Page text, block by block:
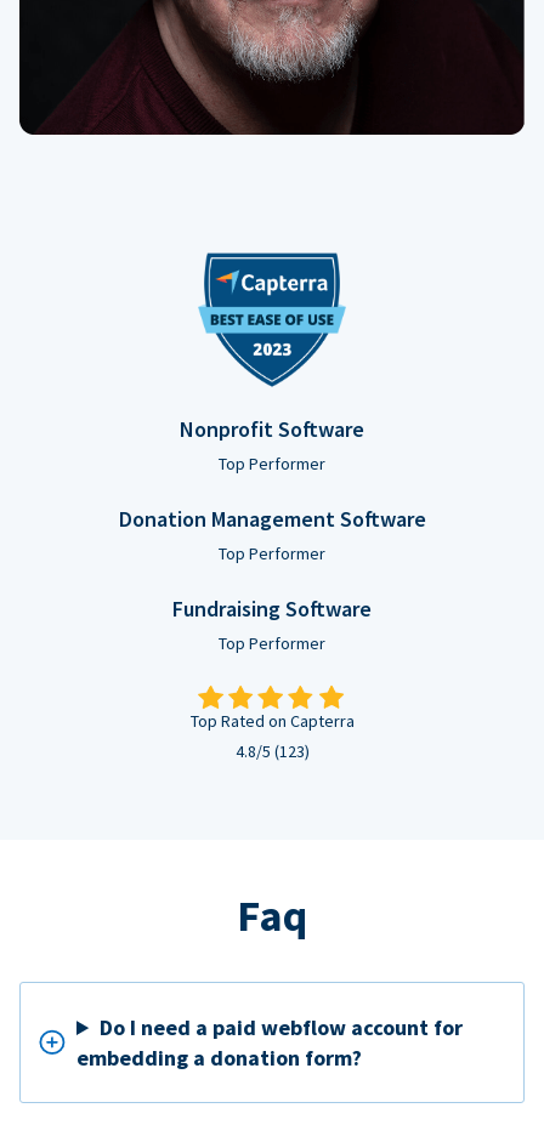
Nonprofit Software
Top Performer
Donation Management Software
Top Performer
Fundraising Software
Top Performer
Top Rated on Capterra
4.8/5 (123)
Faq
Do I need a paid webflow account for
embedding a donation form?